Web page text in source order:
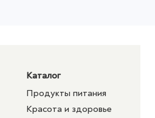
Каталог
Продукты питания
Красота и здоровье